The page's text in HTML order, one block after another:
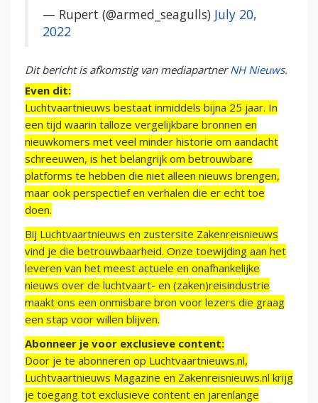
— Rupert (@armed_seagulls) July 20,
2022
Dit bericht is afkomstig van mediapartnerNH Nieuws.
Even dit:
Luchtvaartnieuws bestaat inmiddels bijna 25 jaar. In
een tijd waarin talloze vergelijkbare bronnen en
nieuwkomers met veel minder historie om aandacht
schreeuwen, is het belangrijk om betrouwbare
platforms te hebben die niet alleen nieuws brengen,
maar ook perspectief en verhalen die er echt toe
doen.
Bij Luchtvaartnieuws en zustersite Zakenreisnieuws
vind je die betrouwbaarheid. Onze toewijding aan het
leveren van het meest actuele en onafhankelijke
nieuws over de luchtvaart- en (zaken)reisindustrie
maakt ons een onmisbare bron voor lezers die graag
een stap voor willen blijven.
Abonneer je voor exclusieve content:
Door je te abonneren op Luchtvaartnieuws.nl,
Luchtvaartnieuws Magazine en Zakenreisnieuws.nl krijg
je toegang tot exclusieve content en jarenlange